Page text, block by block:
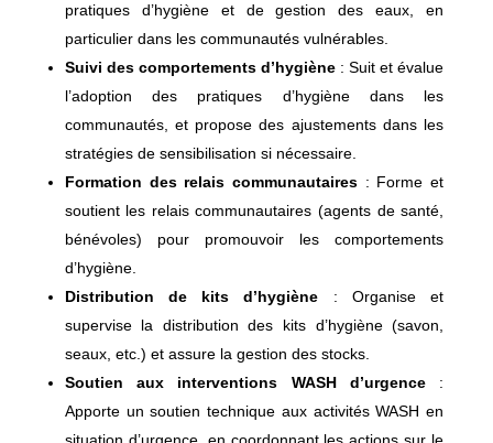
pratiques d’hygiène et de gestion des eaux, en
particulier dans les communautés vulnérables.
Suivi des comportements d’hygiène: Suit et évalue
l’adoption des pratiques d’hygiène dans les
communautés, et propose des ajustements dans les
stratégies de sensibilisation si nécessaire.
Formation des relais communautaires : Forme et
soutient les relais communautaires (agents de santé,
bénévoles) pour promouvoir les comportements
d’hygiène.
Distribution de kits d’hygiène : Organise et
supervise la distribution des kits d’hygiène (savon,
seaux, etc.) et assure la gestion des stocks.
Soutien aux interventions WASH d’urgence:
Apporte un soutien technique aux activités WASH en